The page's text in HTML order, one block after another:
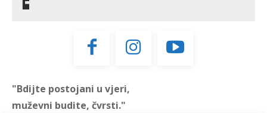
"Bdijte postojani u vjeri,
muževni budite, čvrsti."